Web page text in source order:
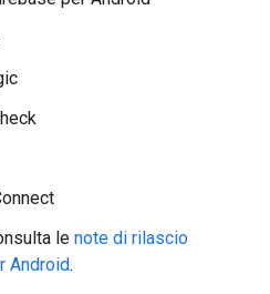
le note di rilascio
Android.